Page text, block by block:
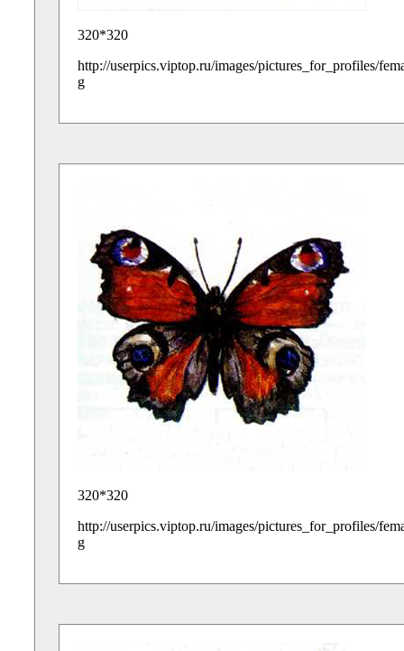
320*320
http://userpics.viptop.ru/images/pictures_for_profiles/
g
320*320
http://userpics.viptop.ru/images/pictures_for_profiles/
g